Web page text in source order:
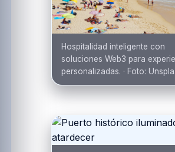
Hospitalidad inteligente con
soluciones Web3 para
personalizadas. · Foto: